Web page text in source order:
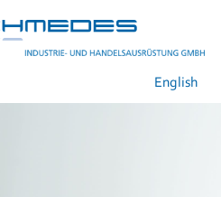
English